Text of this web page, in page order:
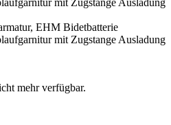
mehr verfügbar.